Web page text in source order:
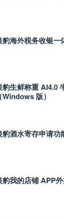
豹海外税务收银一
豹生鲜称重 AI4.0
（Windows 版）
豹酒水寄存申请功
豹我的店铺 APP